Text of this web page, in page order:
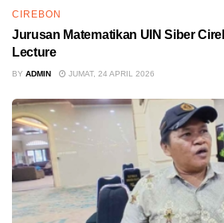
CIREBON
Jurusan Matematikan UIN Siber
Lecture
BY ADMIN JUMAT, 24 APRIL 2026